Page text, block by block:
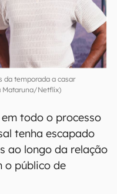
da temporada a casar
Netflix)
todo o processo
tenha escapado
ao longo da relação
o público de